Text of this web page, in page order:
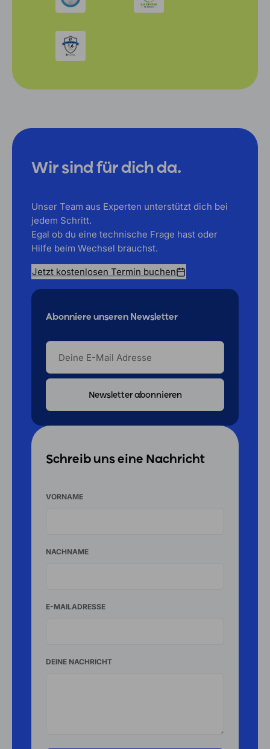
Wir sind für dich da.
Unser Team aus Experten unterstützt dich bei
jedem Schritt.
Egal ob du eine technische Frage hast oder
Hilfe beim Wechsel brauchst.
Jetzt kostenlosen Termin buchen
Abonniere unseren Newsletter
DEINE
MAIL
ADRESSE
Schreib uns eine Nachricht
VORNAME
NACHNAME
E-MAILADRESSE
DEINE NACHRICHT